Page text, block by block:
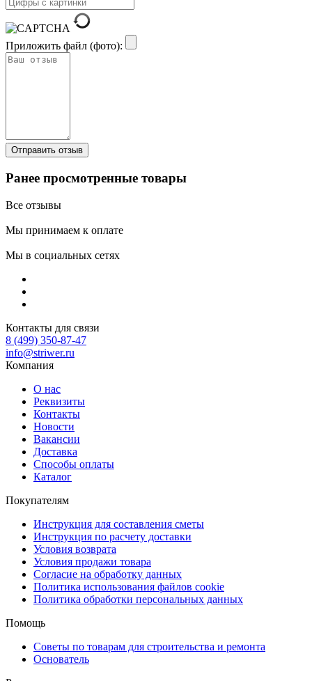
Приложить файл (фото):
Ранее просмотренные товары
Все отзывы
Мы принимаем к оплате
Мы в социальных сетях
Контакты для связи
8 (499) 350-87-47
info@striwer.ru
Компания
О нас
Реквизиты
Контакты
Новости
Вакансии
Доставка
Способы оплаты
Каталог
Покупателям
Инструкция для составления сметы
Инструкция по расчету доставки
Условия возврата
Условия продажи товара
Согласие на обработку данных
Политика использования файлов cookie
Политика обработки персональных данных
Помощь
Советы по товарам для строительства и ремонта
Основатель